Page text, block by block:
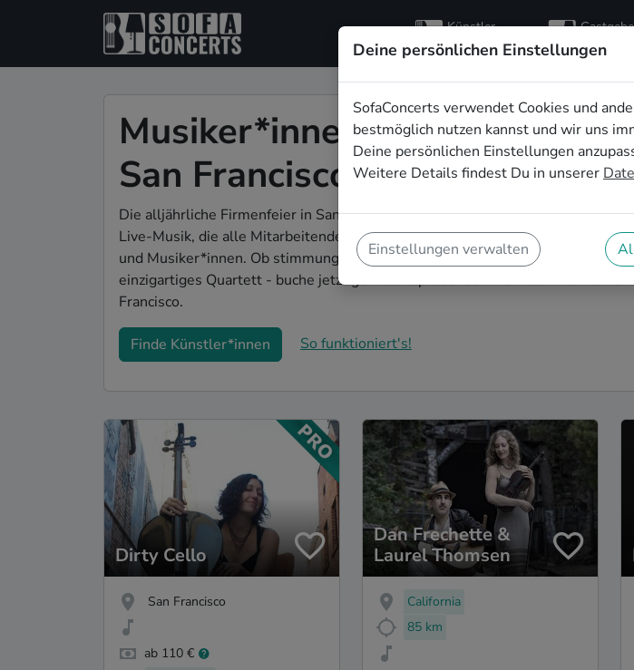
Künstler
entdecken
Musiker*innen für die
San Francisco
Die alljährliche Firmenfeier in San Francisco steht an und Du bist auf der
Live-Musik, die alle Mitarbeitenden begeistert? Auf SofaConcerts findest Du
und Musiker*innen. Ob stimmungsvolle Partyband, entspanntes Singer-
einzigartiges Quartett - buche jetzt genau die passende Live-Musik für Deine
Francisco.
Finde Künstler*innen So funktioniert's!
Dirty Cello
San Francisco
ab 110 €
Dan Frechette &
Laurel Thomsen
California
85 km
Deine persönlichen Einstellungen
SofaConcerts verwendet Cookies und
bestmöglich nutzen kannst und wir uns
Deine persönlichen Einstellungen
Weitere Details findest Du in unserer
Einstellungen verwalten